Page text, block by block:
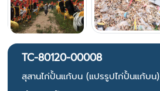
TC-80120-00008
สุสานไก่ปั้นแก้บน (แปรรูปไก่ปั้นแก้บน)